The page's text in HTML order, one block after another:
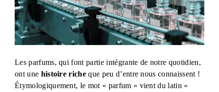
Les parfums, qui font partie intégrante de notre quotidien,
ont une histoire riche que peu d’entre nous connaissent !
Étymologiquement, le mot « parfum » vient du latin «